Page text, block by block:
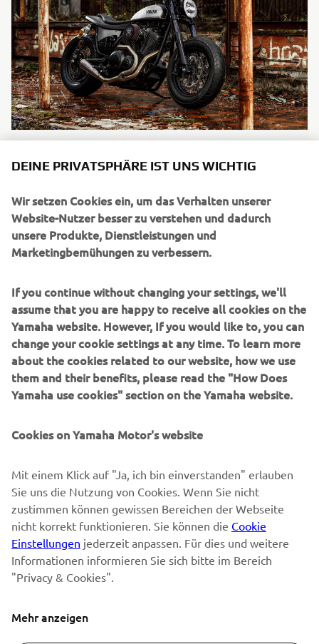
UNTERNEHMEN
B2B
MEHR YAMAHA
SUPPORT
NEWSLETTER
Sonderveranstaltungen, Neuerscheinungen und vielem mehr.
ABONNIEREN
Lesen Sie unsere Datenschutzrichtlinie, um zu erfahren, wie wir
Ihre persönlichen Daten verarbeiten: Datenschutzerklärung
DEINE PRIVATSPHÄRE IST UNS WICHTIG
Wir setzen Cookies ein, um das Verhalten unserer
Website-Nutzer besser zu verstehen und dadurch
unsere Produkte, Dienstleistungen und
Marketingbemühungen zu verbessern.
If you continue without changing your settings, we'll
assume that you are happy to receive all cookies on the
Yamaha website. However, If you would like to, you can
change your cookie settings at any time. To learn more
about the cookies related to our website, how we use
them and their benefits, please read the "How Does
Yamaha use cookies" section on the Yamaha website.
Cookies on Yamaha Motor's website
Mit einem Klick auf "Ja, ich bin einverstanden" erlauben
Sie uns die Nutzung von Cookies. Wenn Sie nicht
zustimmen können gewissen Bereichen der Webseite
nicht korrekt funktionieren. Sie können die Cookie
Einstellungen jederzeit anpassen. Für dies und weitere
Informationen informieren Sie sich bitte im Bereich
"Privacy & Cookies".
Mehr anzeigen